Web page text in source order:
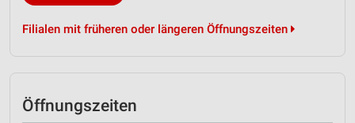
Filialen mit früheren oder längeren Öffnungszeiten
Öffnungszeiten